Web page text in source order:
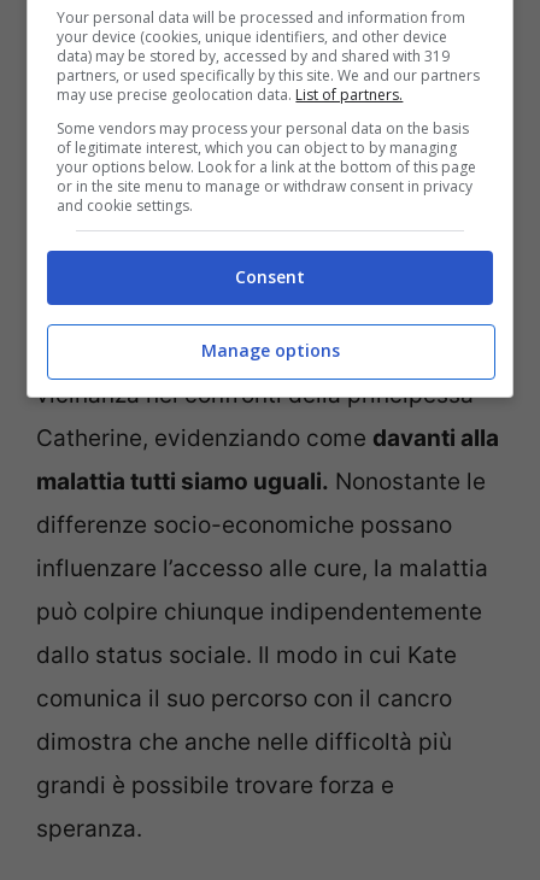
Il video che ha diffuso la principessa Kate – fonte IG
@princeandprincessofwales – notizie.com
Elisabetta Iannelli esprime una profonda
vicinanza nei confronti della principessa
Catherine, evidenziando come davanti alla
malattia tutti siamo uguali. Nonostante le
differenze socio-economiche possano
influenzare l’accesso alle cure, la malattia
può colpire chiunque indipendentemente
dallo status sociale. Il modo in cui Kate
comunica il suo percorso con il cancro
dimostra che anche nelle difficoltà più
grandi è possibile trovare forza e
speranza.
Your personal data will be processed and information from
your device (cookies, unique identifiers, and other device
data) may be stored by, accessed by and shared with 319
partners, or used specifically by this site. We and our partners
may use precise geolocation data. List of partners.
Some vendors may process your personal data on the basis
of legitimate interest, which you can object to by managing
your options below. Look for a link at the bottom of this page
or in the site menu to manage or withdraw consent in privacy
and cookie settings.
Consent
Manage options